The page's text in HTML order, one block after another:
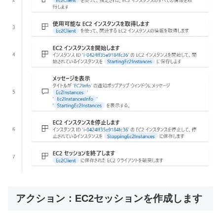
アクション：EC2セッションを作成します